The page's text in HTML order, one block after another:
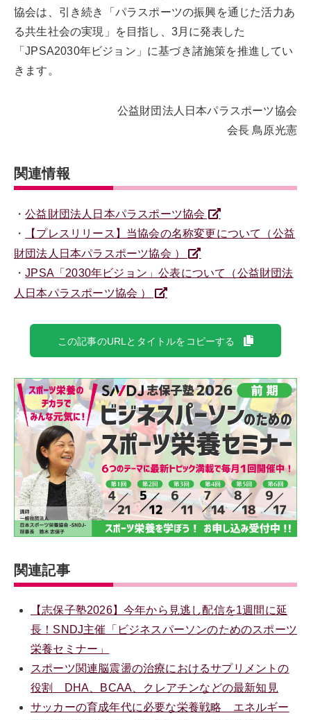
協会は、引き続き「パラスポーツの振興を通じた活力あ
る共生社会の実現」を目指し、3月に発表した
「JPSA2030年ビジョン」に基づき諸施策を推進してい
きます。
公益財団法人日本パラスポーツ協会
会長 鳥原光憲
関連情報
・公益財団法人日本パラスポーツ協会
・
【プレスリリース】当協会の名称変更について（公益
財団法人日本パラスポーツ協会 ）
・JPSA「2030年ビジョン」公表について（公益財団法
人日本パラスポーツ協会 ）
この記事のURLとタイトルをコピーする
関連記事
【志保子塾2026】今年から見逃し配信を1週間に延
長！SNDJ主催「ビジネスパーソンのためのスポーツ
栄養セミナー」
スポーツ関連脳震盪の治療におけるサプリメントの
役割 DHA、BCAA、クレアチンなどの最新知見
サッカーの育成年代に必要な栄養戦略 エネルギー